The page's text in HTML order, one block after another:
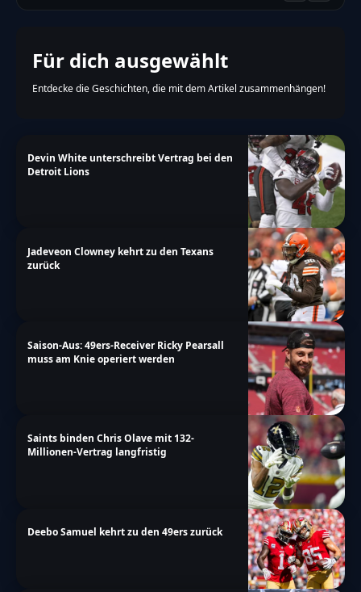
Für dich ausgewählt
Entdecke die Geschichten, die mit dem Artikel zusammenhängen!
Devin White unterschreibt Vertrag bei den
Detroit Lions
Jadeveon Clowney kehrt zu den Texans
zurück
Saison-Aus: 49ers-Receiver Ricky Pearsall
muss am Knie operiert werden
Saints binden Chris Olave mit 132-
Millionen-Vertrag langfristig
Deebo Samuel kehrt zu den 49ers zurück